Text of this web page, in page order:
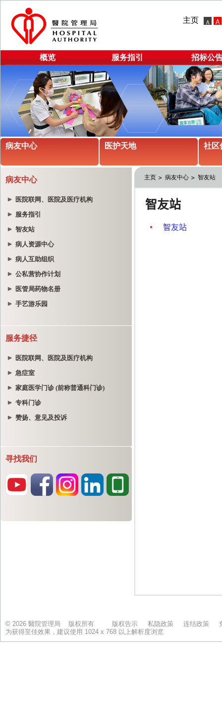
主页
概览 服务指引 招标公
病友中心 医护天地 社区
病友中心
医院联网、医院及医疗机构
服务指引
智友站
病人资源中心
病人互助组织
公私营协作计划
医管局药物名册
手艺游乐园
服务捷径
医院联网、医院及医疗机构
急症室
家庭医学门诊 (前称普通科门诊)
专科门诊
赞扬、意见及投诉
寻找我们
主页 病友中心 智友站
© 2026 醫院管理局 版权所有 版权告示 私隐政策 连结政策
为获得至佳效果，建议使用 1024 x 768 以上解析度浏览